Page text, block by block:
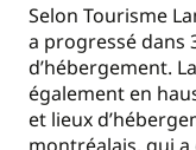
Selon Tourisme
a progressé dans
d’hébergement.
également en
et lieux
montréalais, qui